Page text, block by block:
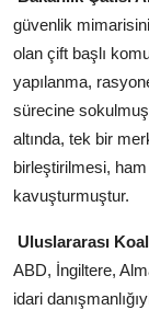
güvenlik
olan çift başlı
yapılanma,
sürecine
altında, tek bir
birleştirilmesi,
kavuşturmuştur.
Uluslararası
ABD, İngiltere,
idari